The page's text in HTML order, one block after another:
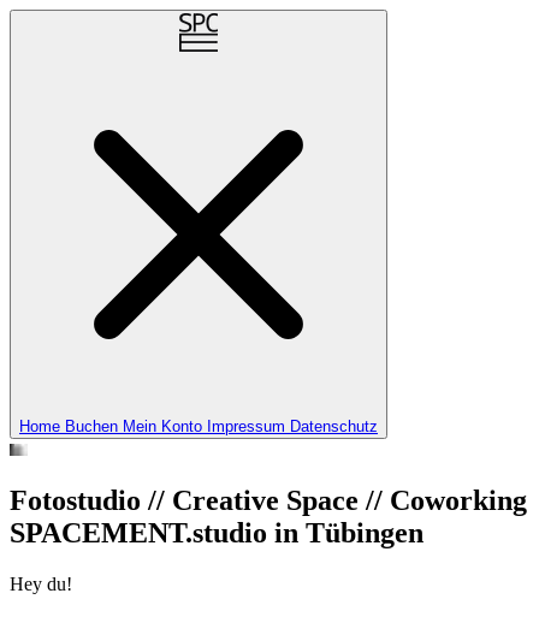
Home Buchen Mein Konto Impressum Datenschutz
Fotostudio // Creative Space // Coworking
SPACEMENT.studio in Tübingen
Hey du!